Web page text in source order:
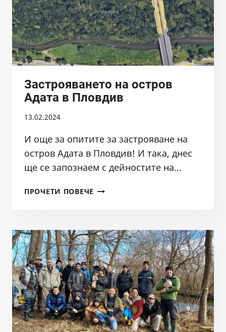
НА
ЗАПОВЕД
№
РД09-
89/03.02.2022
Застрояването на остров
Адата в Пловдив
13.02.2024
И още за опитите за застрояване на
остров Адата в Пловдив! И така, днес
ще се запознаем с дейностите на…
ПРОЧЕТИ ПОВЕЧЕ ЗАСТРОЯВАНЕТО
В
ПЛОВДИВ